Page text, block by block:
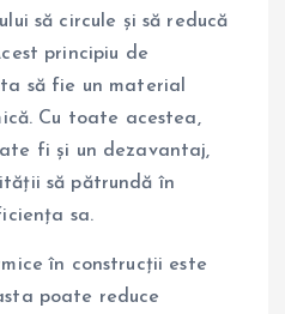
să circule și să reducă
principiu de
să fie un material
Cu toate acestea,
fi și un dezavantaj,
să pătrundă în
sa.
în construcții este
poate reduce